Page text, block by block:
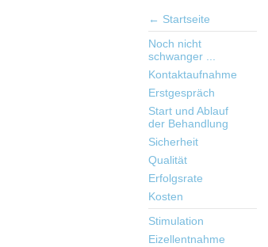
← Startseite
Noch nicht
schwanger ...
Kontaktaufnahme
Erstgespräch
Start und Ablauf
der Behandlung
Sicherheit
Qualität
Erfolgsrate
Kosten
Stimulation
Eizellentnahme